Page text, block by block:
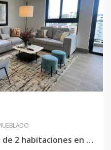
Apartamento amueblado de 2 habitaciones en Bella Vista